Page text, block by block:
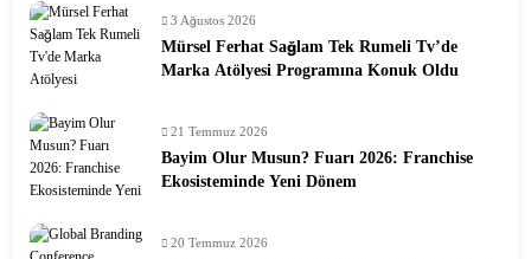
3 Ağustos 2026
Mürsel Ferhat Sağlam Tek Rumeli Tv’de
Marka Atölyesi Programına Konuk Oldu
21 Temmuz 2026
Bayim Olur Musun? Fuarı 2026: Franchise
Ekosisteminde Yeni Dönem
20 Temmuz 2026